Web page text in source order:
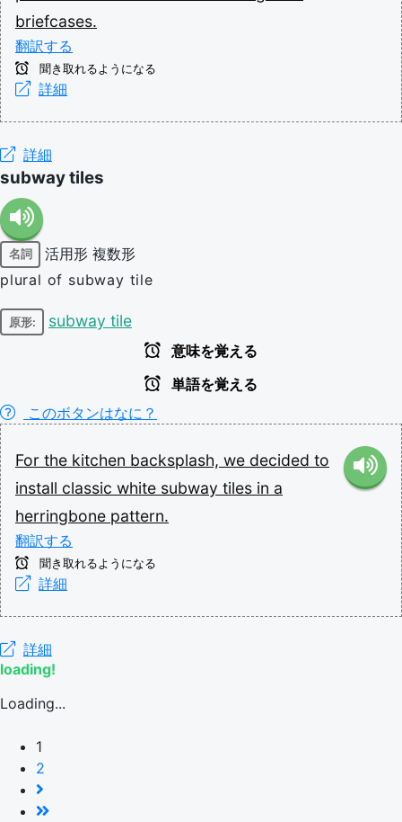
briefcases.
翻訳する
聞き取れるようになる
詳細
詳細
subway tiles
名詞 活用形 複数形
plural of subway tile
原形: subway tile
意味を覚える
単語を覚える
このボタンはなに？
For the kitchen backsplash, we decided to
install classic white subway tiles in a
herringbone pattern.
翻訳する
聞き取れるようになる
詳細
詳細
loading!
Loading...
1
2